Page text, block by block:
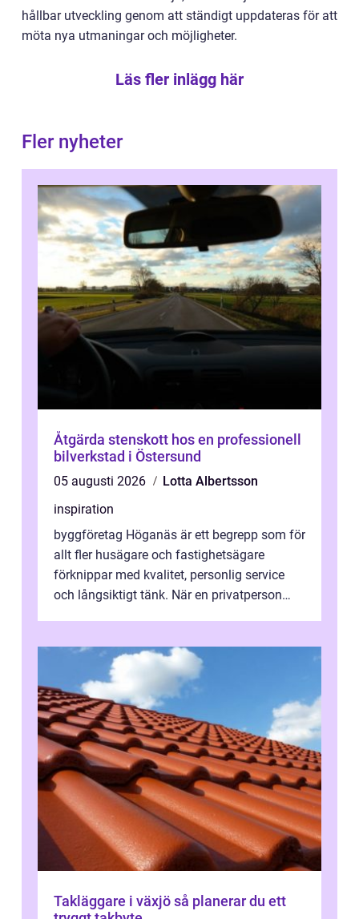
hållbar utveckling genom att ständigt uppdateras för att
möta nya utmaningar och möjligheter.
Läs fler inlägg här
Fler nyheter
Åtgärda stenskott hos en professionell
bilverkstad i Östersund
05 augusti 2026
Lotta Albertsson
inspiration
byggföretag Höganäs är ett begrepp som för
allt fler husägare och fastighetsägare
förknippar med kvalitet, personlig service
och långsiktigt tänk. När en privatperson
Takläggare i växjö så planerar du ett